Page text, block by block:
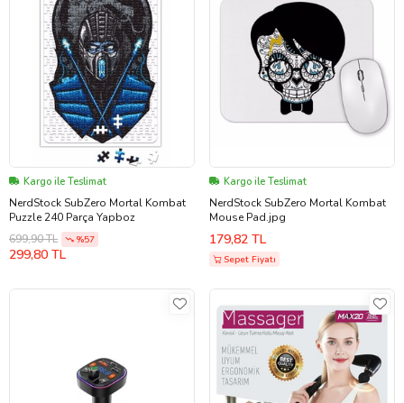
Kargo ile Teslimat
NerdStock SubZero Mortal Kombat
Puzzle 240 Parça Yapboz
699,90 TL
%57
299,80 TL
Kargo ile Teslimat
NerdStock SubZero Mortal Kombat
Mouse Pad.jpg
179,82 TL
Sepet Fiyatı